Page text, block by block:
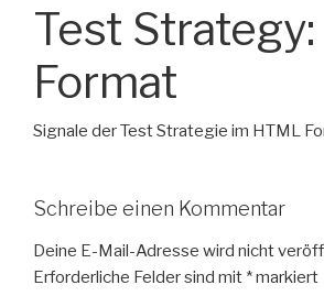
Test
Format
Signale der Test Strategie im HTML
Schreibe einen Kommentar
Deine E-Mail-Adresse wird nicht
Erforderliche Felder sind mit *markiert